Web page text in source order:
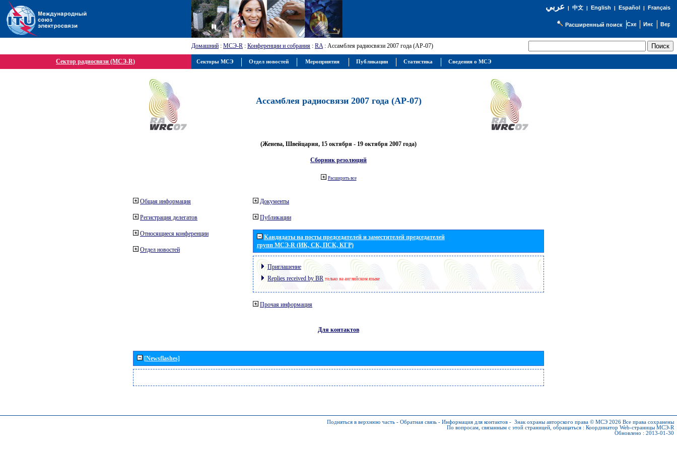
عربي| 中文| English | Español | Français
Расширенный поиск
Домашний : МСЭ-R : Конференции и собрания : RA: Ассамблея радиосвязи 2007 года (АР-07)
Сектор радиосвязи (МСЭ-R)
Ассамблея радиосвязи 2007 года (АР-07)
(Женева, Швейцария, 15 октября - 19 октября 2007 года)
Сборник резолюций
Расширить все
Общая информация
Регистрация делегатов
Относящиеся конференции
Отдел новостей
Документы
Публикации
Кандидаты на посты председателей и заместителей председателей
групп МСЭ-R (ИК, СК, ПСК, КГР)
Приглашение
Replies received by BR только на английском языке
Прочая информация
Для контактов
[Newsflashes]
Подняться в верхнюю часть - Обратная связь - Информация для контактов - Знак охраны авторского права © МСЭ 2026 Все права сохранены
По вопросам, связанным с этой страницей, обращаться : Координатор Web-страницы МСЭ-R
Обновлено : 2013-01-30
Секторы МСЭ Отдел новостей Мероприятия Публикации Статистика Сведения о МСЭ